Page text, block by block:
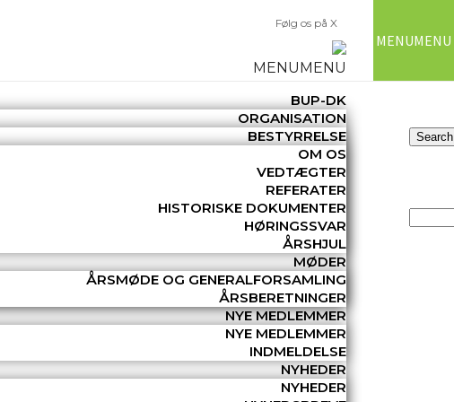
Følg os på X
MENUMENU
BUP-DK
ORGANISATION
BESTYRRELSE
OM OS
VEDTÆGTER
REFERATER
HISTORISKE DOKUMENTER
HØRINGSSVAR
ÅRSHJUL
MØDER
ÅRSMØDE OG GENERALFORSAMLING
ÅRSBERETNINGER
NYE MEDLEMMER
NYE MEDLEMMER
INDMELDELSE
NYHEDER
NYHEDER
MENUMENU